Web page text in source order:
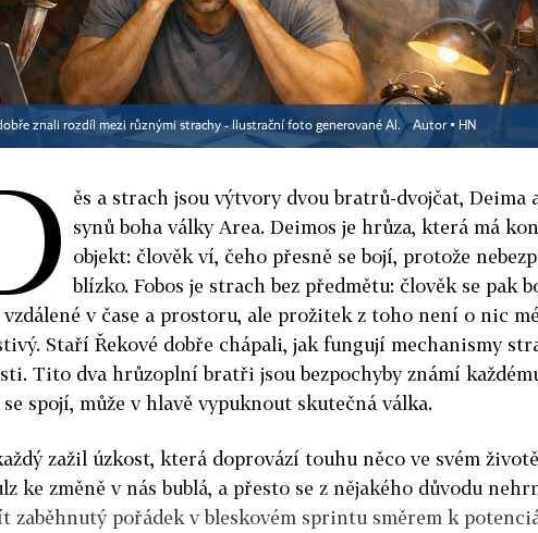
znali rozdíl mezi různými strachy - Ilustrační foto generované AI. Autor ▪ HN
ěs a strach jsou výtvory dvou bratrů-dvojčat, Deima
synů boha války Area. Deimos je hrůza, která má
objekt: člověk ví, čeho přesně se bojí, protože
blízko. Fobos je strach bez předmětu: člověk se pak
vzdálené v čase a prostoru, ale prožitek z toho není o nic
Staří Řekové dobře chápali, jak fungují mechanismy
Tito dva hrůzoplní bratři jsou bezpochyby známí
spojí, může v hlavě vypuknout skutečná válka.
zažil úzkost, která doprovází touhu něco ve svém
ke změně v nás bublá, a přesto se z nějakého důvodu
zaběhnutý pořádek v bleskovém sprintu směrem k